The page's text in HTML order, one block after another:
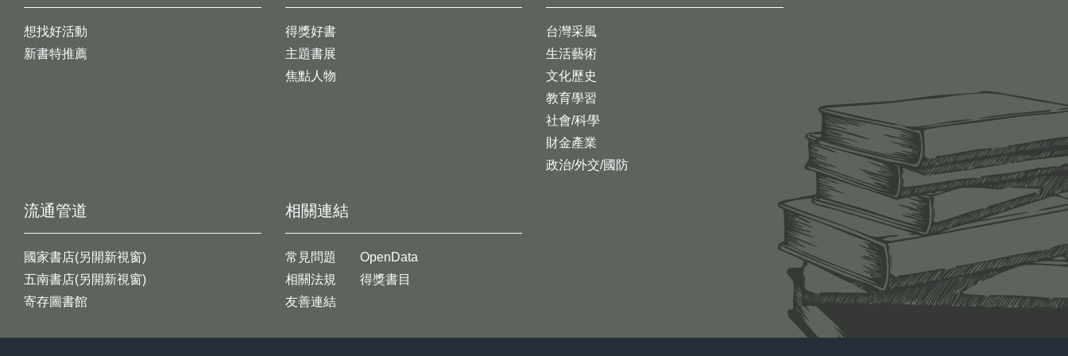
想找好活動
新書特推薦
台灣采風
生活藝術
文化歷史
教育學習
社會/科學
財金產業
政治/外交/國防
得獎好書
主題書展
焦點人物
流通管道
國家書店(另開新視窗)
五南書店(另開新視窗)
寄存圖書館
相關連結
常見問題
相關法規
友善連結
OpenData
得獎書目